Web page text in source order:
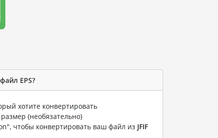
EPS?
хотите конвертировать
(необязательно)
чтобы конвертировать ваш файл из JFIF